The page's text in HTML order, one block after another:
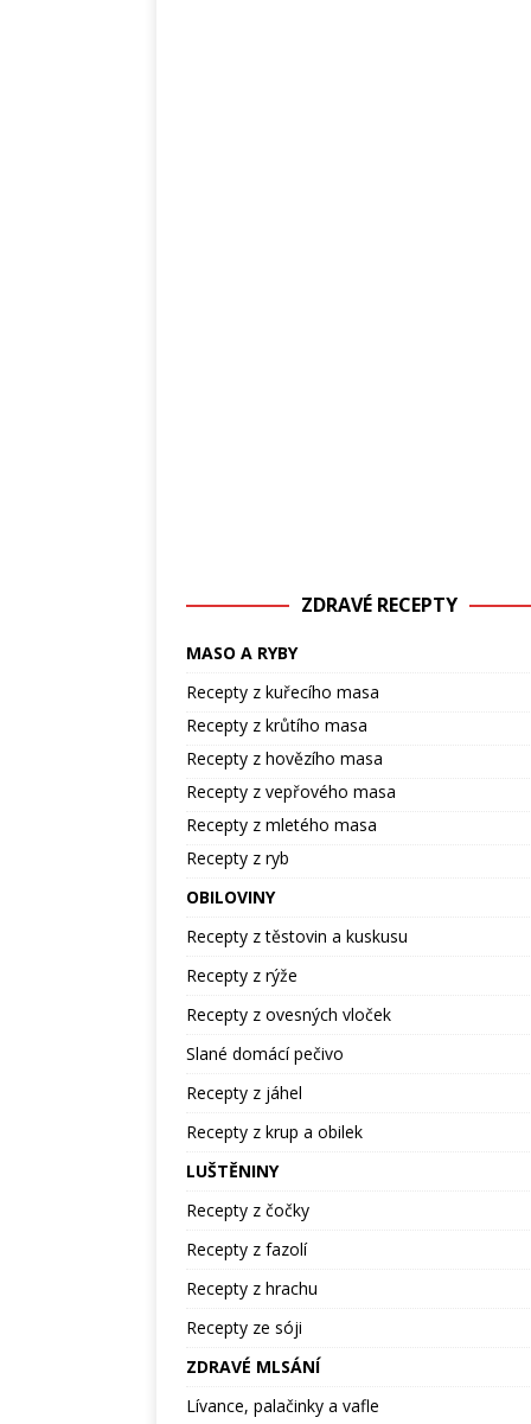
ZDRAVÉ RECEPTY
MASO A RYBY
Recepty z kuřecího masa
Recepty z krůtího masa
Recepty z hovězího masa
Recepty z vepřového masa
Recepty z mletého masa
Recepty z ryb
OBILOVINY
Recepty z těstovin a kuskusu
Recepty z rýže
Recepty z ovesných vloček
Slané domácí pečivo
Recepty z jáhel
Recepty z krup a obilek
LUŠTĚNINY
Recepty z čočky
Recepty z fazolí
Recepty z hrachu
Recepty ze sóji
ZDRAVÉ MLSÁNÍ
Lívance, palačinky a vafle